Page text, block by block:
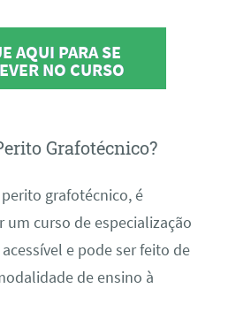
AQUI PARA SE
NO CURSO
Grafotécnico?
grafotécnico, é
um curso de especialização
e pode ser feito de
de ensino à